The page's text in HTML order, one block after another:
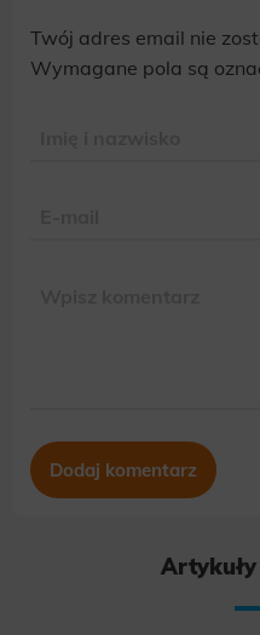
Twój adres email nie
Wymagane pola są
Alternative: